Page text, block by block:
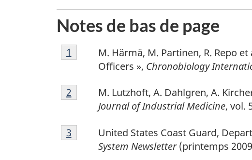
Notes de bas de page
1
M. Härmä, M. Partinen, R. Repo
Officers », Chronobiology
Return to footnote
1 referrer
2 M. Lutzhoft, A. Dahlgren, A.
Journal of Industrial Medicine, vol.
Return to footnote
2 referrer
3 United States Coast Guard,
System Newsletter(printemps
Return to footnote
3 referrer